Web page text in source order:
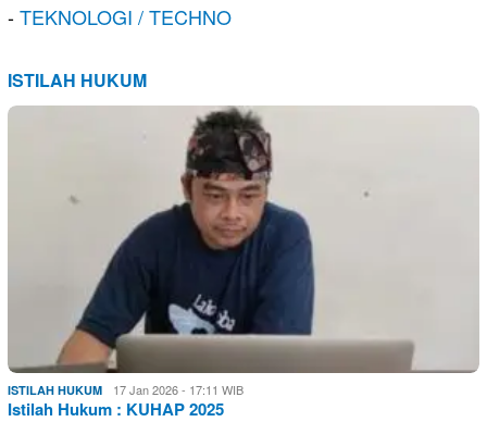
-TEKNOLOGI / TECHNO
ISTILAH HUKUM
ISTILAH HUKUM 17 Jan 2026 - 17:11 WIB
Istilah Hukum : KUHAP 2025